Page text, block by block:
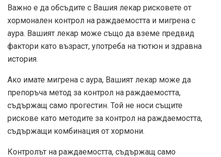
Важно е да обсъдите с Вашия лекар рисковете от
хормонален контрол на раждаемостта и мигрена с
аура. Вашият лекар може също да вземе предвид
фактори като възраст, употреба на тютюн и здравна
история.
Ако имате мигрена с аура, Вашият лекар може да
препоръча метод за контрол на раждаемостта,
съдържащ само прогестин. Той не носи същите
рискове като методите за контрол на раждаемостта,
съдържащи комбинация от хормони.
Контролът на раждаемостта, съдържащ само